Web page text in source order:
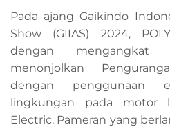
Pada ajang Gaikindo
Show (GIIAS) 2024,
dengan mengangkat
menonjolkan
dengan penggunaan
lingkungan pada motor
Electric. Pameran yang